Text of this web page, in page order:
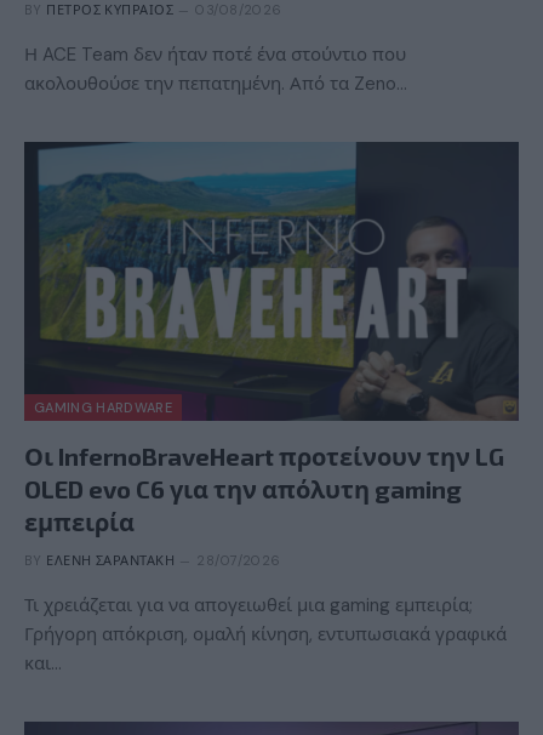
BY ΠΈΤΡΟΣ ΚΥΠΡΑΊΟΣ 03/08/2026
Η ACE Team δεν ήταν ποτέ ένα στούντιο που
ακολουθούσε την πεπατημένη. Από τα Zeno…
GAMING HARDWARE
Οι InfernoBraveHeart προτείνουν την LG
OLED evo C6 για την απόλυτη gaming
εμπειρία
BY ΕΛΈΝΗ ΣΑΡΑΝΤΆΚΗ 28/07/2026
Τι χρειάζεται για να απογειωθεί μια gaming εμπειρία;
Γρήγορη απόκριση, ομαλή κίνηση, εντυπωσιακά γραφικά
και…